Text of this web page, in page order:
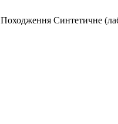
Походження Синтетичне